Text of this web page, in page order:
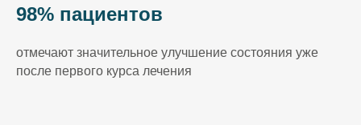
98% пациентов
отмечают значительное улучшение состояния уже
после первого курса лечения